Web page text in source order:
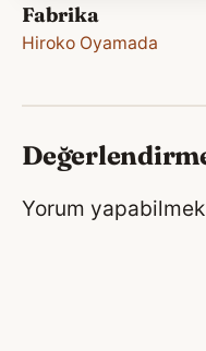
Fabrika
Hiroko Oyamada
Yorum